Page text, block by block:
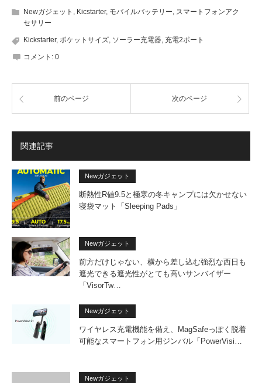
Newガジェット , Kicstarter, モバイルバッテリー, スマートフォンアク
セサリー
Kickstarter, ポケットサイズ, ソーラー充電器, 充電2ポート
コメント: 0
前のページ 次のページ
関連記事
Newガジェット
断熱性R値9.5と極寒の冬キャンプには欠かせない
寝袋マット「Sleeping Pads」
Newガジェット
前方だけじゃない、横から差し込む強烈な西日も
遮光できる遮光性がとても高いサンバイザー
「VisorTw…
Newガジェット
ワイヤレス充電機能を備え、MagSafeっぽく脱着
可能なスマートフォン用ジンバル「PowerVisi…
Newガジェット